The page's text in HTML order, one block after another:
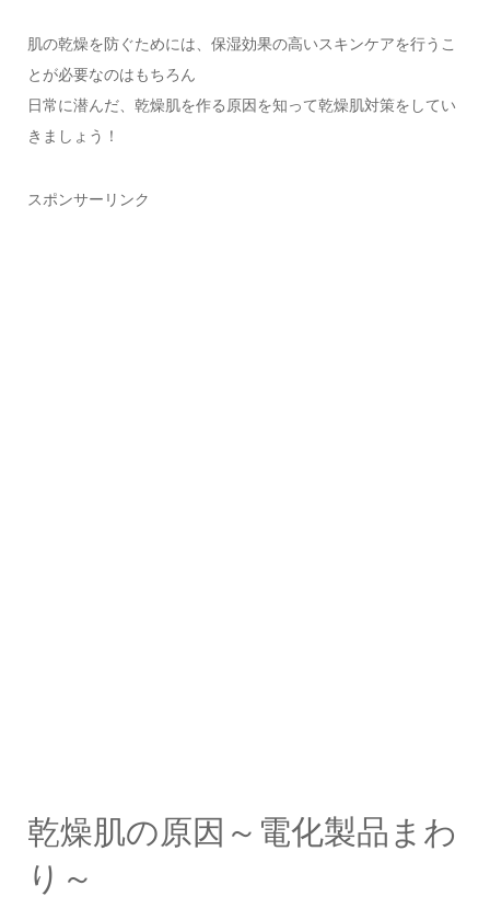
肌の乾燥を防ぐためには、保湿効果の高いスキンケアを行うこ
とが必要なのはもちろん
日常に潜んだ、乾燥肌を作る原因を知って乾燥肌対策をしてい
きましょう！
スポンサーリンク
乾燥肌の原因～電化製品まわ
り～